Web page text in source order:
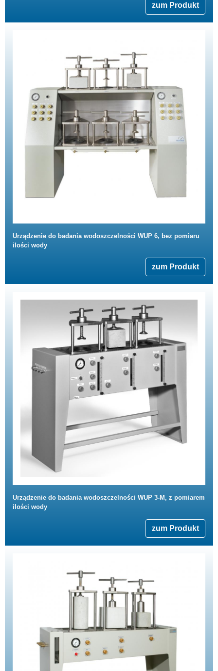
zum Produkt
Urządzenie do badania wodoszczelności WUP 6, bez pomiaru
ilości wody
zum Produkt
Urządzenie do badania wodoszczelności WUP 3-M, z pomiarem
ilości wody
zum Produkt